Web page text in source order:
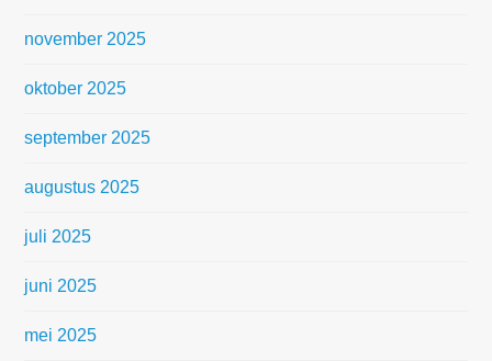
november 2025
oktober 2025
september 2025
augustus 2025
juli 2025
juni 2025
mei 2025